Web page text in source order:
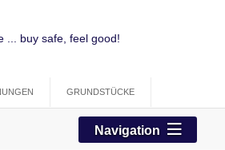
... buy safe, feel good!
GRUNDSTÜCKE
Navigation